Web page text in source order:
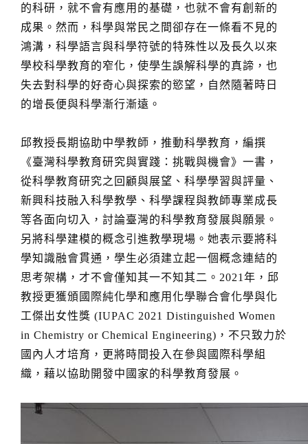
的科研，就不會有應用的基礎，也就不會有創新的
成果。然而，科學與常民之間卻存在一條看不見的
鴻溝，科學語言與科學符號的特殊性以及長久以來
學校科學教育的窄化，使學生誤解科學的真諦，也
失去對科學的好奇心與探索的慾望，自然隨著時日
的增長便與科學漸行漸遠。
邱教授長期協助中學教師，推動科學教育，編撰
《臺灣科學教育研究與實踐：挑戰與機會》一書，
從科學教育研究之回顧與展望、科學學習與評量、
新興科技融入科學教學、科學課程與教師專業成長
等各面向切入，討論臺灣的科學教育發展與願景。
另將科學建模的概念引進教學現場。她表示要將科
學知識融會貫通，學生必須建立起一個概念連結的
思考架構，才不會僅知其一不知其二。2021年，邱
教授更獲頒國際純化學和應用化學聯合會化學與化
工傑出女性獎 (IUPAC 2021 Distinguished Women
in Chemistry or Chemical Engineering)，不只致力於
國內人才培育，更將時間投入在參與國際科學組
織，藉以協助開發中國家的科學教育發展。